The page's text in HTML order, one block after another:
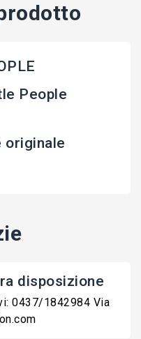
People
originale
disposizione
0437/1842984 Via